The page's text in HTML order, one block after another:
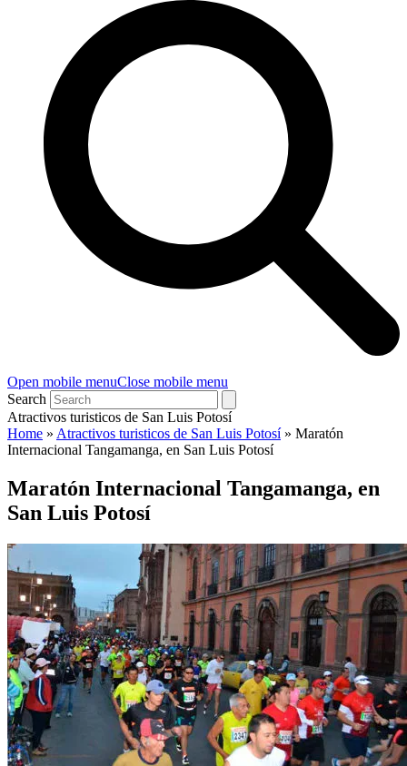
Open mobile menuClose mobile menu
Search
Atractivos turisticos de San Luis Potosí
Home » Atractivos turisticos de San Luis Potosí» Maratón
Internacional Tangamanga, en San Luis Potosí
Maratón Internacional Tangamanga, en
San Luis Potosí